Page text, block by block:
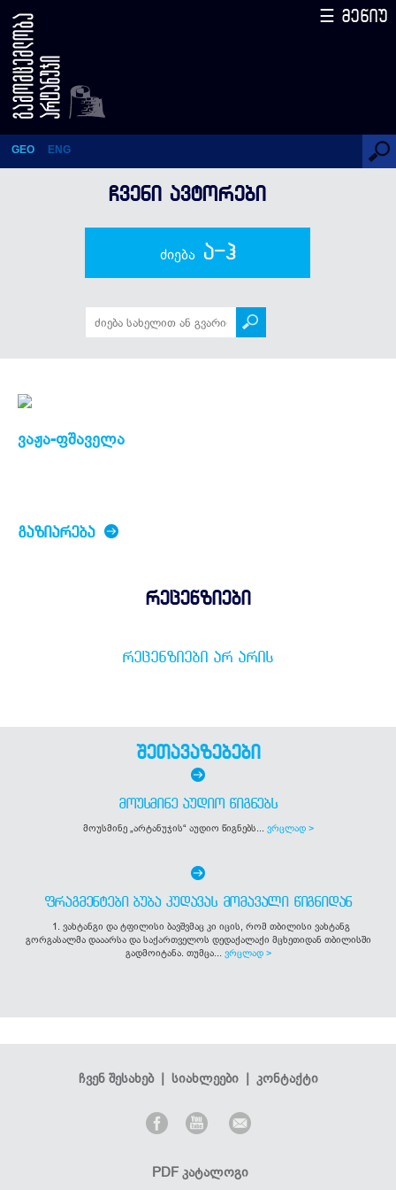
ვაჟა-ფშაველა
GEO ENG
☰ მენიუ
ᲩᲕᲔᲜᲘ ᲐᲕᲢᲝᲠᲔᲑᲘ
ძიება ა-ჰ
ვაჟა-ფშაველა
ᲒᲐᲖᲘᲐᲠᲔᲑᲐ
რეცენზიები
ᲠᲔᲪᲔᲜᲖᲘᲔᲑᲘ ᲐᲠ ᲐᲠᲘᲡ
შეთავაზებები
ᲛᲝᲣᲡᲛᲘᲜᲔ ᲐᲣᲓᲘᲝ ᲬᲘᲒᲜᲔᲑᲡ
მოუსმინე „არტანუჯის“ აუდიო წიგნებს... ვრცლად >
ᲤᲠᲐᲒᲛᲔᲜᲢᲔᲑᲘ ᲑᲣᲑᲐ ᲙᲣᲓᲐᲕᲐᲡ ᲛᲝᲛᲐᲕᲐᲚᲘ ᲬᲘᲒᲜᲘᲓᲐᲜ
1. ვახტანგი და ტფილისი ბავშვმაც კი იცის, რომ თბილისი ვახტანგ
გორგასალმა დააარსა და საქართველოს დედაქალაქი მცხეთიდან თბილისში
გადმოიტანა. თუმცა... ვრცლად >
ჩვენ შესახებ| სიახლეები| კონტაქტი
PDF კატალოგი